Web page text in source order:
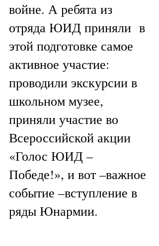
войне. А ребята из
отряда ЮИД приняли  в
этой подготовке самое
активное участие:
проводили экскурсии в
школьном музее,
приняли участие во
Всероссийской акции
«Голос ЮИД –
Победе!», и вот –важное
событие –вступление в
ряды Юнармии.